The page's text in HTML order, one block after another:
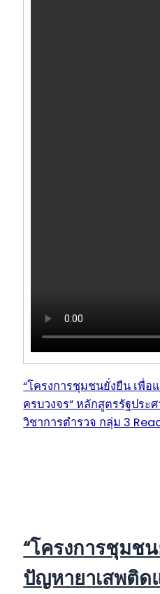
“โครงการชุมชนยั่งยืน เพื่
ครบวงจร” หลักสูตรรัฐปร
วิชาการตำรวจ กลุ่ม 3
“โครงการชุมช
ปัญหายาเสพติด